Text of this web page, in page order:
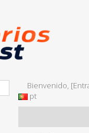
Bienvenido,
pt